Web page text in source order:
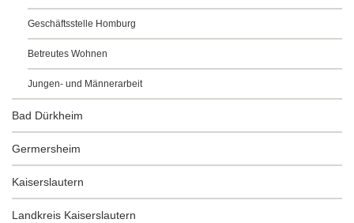
Geschäftsstelle Homburg
Betreutes Wohnen
Jungen- und Männerarbeit
Bad Dürkheim
Germersheim
Kaiserslautern
Landkreis Kaiserslautern